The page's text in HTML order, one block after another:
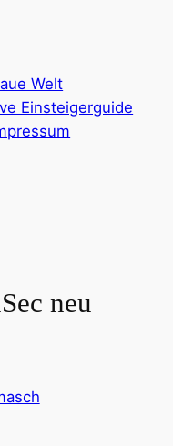
Welt
Einsteigerguide
neu